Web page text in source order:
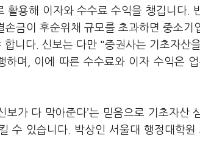
활용해 이자와 수수료 수익을 챙깁니다.
금이 후순위채 규모를 초과하면 중소기
니다. 신보는 다만 "증권사는 기초자산
며, 이에 따른 수수료와 이자 수익은
가 다 막아준다’는 믿음으로 기초자산
수 있습니다. 박상인 서울대 행정대학원